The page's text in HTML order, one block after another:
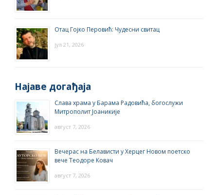
Отац Гојко Перовић: Чудесни свитац
јул 21, 2026
Најаве догађаја
Слава храма у Барама Радовића, богослужи
Митрополит Јоаникије
август 7, 2026
Вечерас на Белависти у Херцег Новом поетско
вече Теодоре Ковач
август 7, 2026